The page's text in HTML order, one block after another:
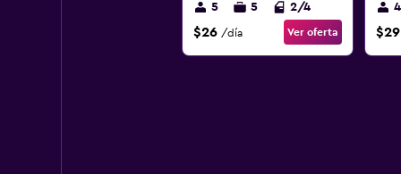
5 5 2/4
$26 /día Ver oferta
4
$29